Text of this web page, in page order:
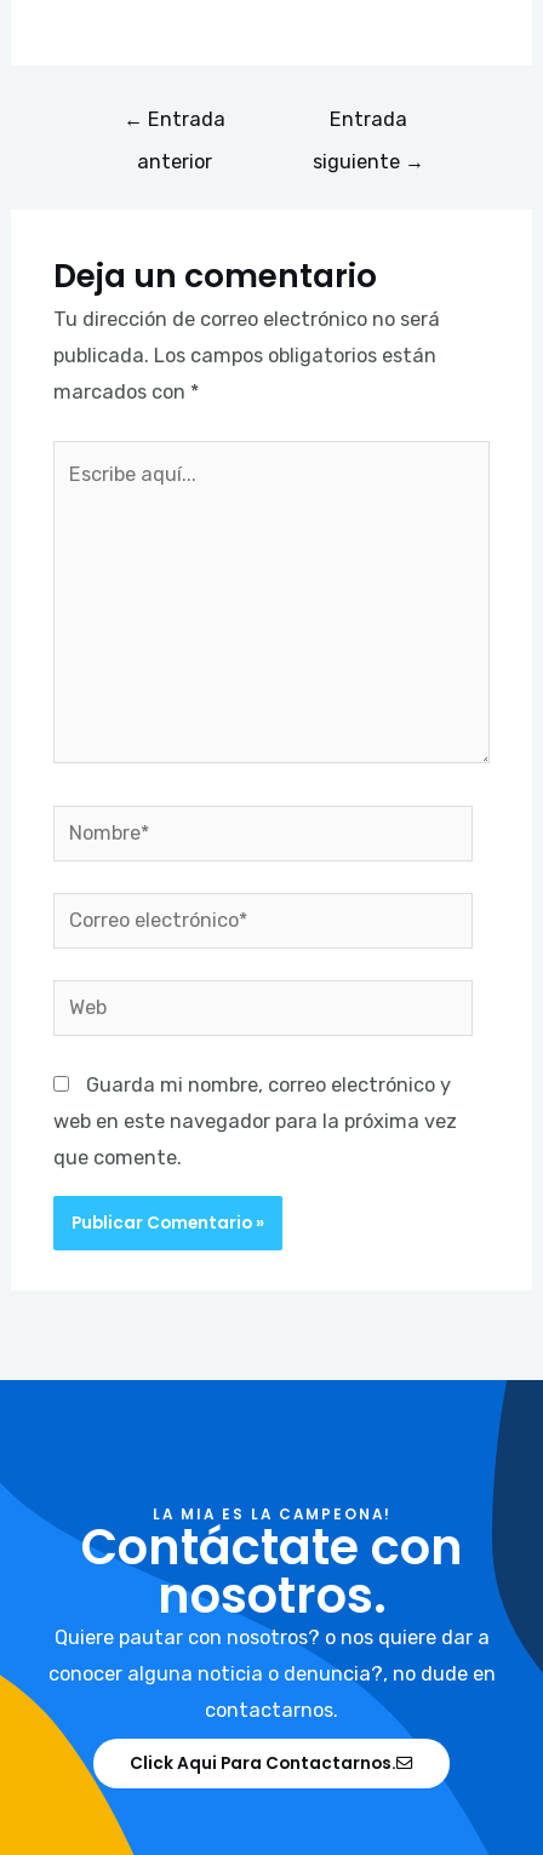
← Entrada
anterior
Entrada
siguiente →
Deja un comentario
Tu dirección de correo electrónico no será
publicada. Los campos obligatorios están
marcados con *
Nombre*
Correo
electrónico*
Web
Guarda mi nombre, correo electrónico y
web en este navegador para la próxima vez
que comente.
LA MIA ES LA CAMPEONA!
Contáctate con
nosotros.
Quiere pautar con nosotros? o nos quiere dar a
conocer alguna noticia o denuncia?, no dude en
contactarnos.
Click Aqui Para Contactarnos.